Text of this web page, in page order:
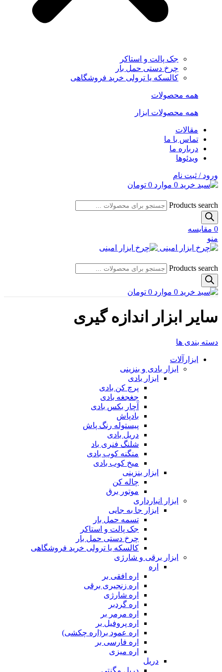
جک پالت و استاکر
چرخ دستی حمل بار
کالسکه یا ترولی خرید فروشگاهی
همه محصولات
همه محصولات ابزار
مقالات
تماس با ما
درباره ما
ویدئوها
ورود / ثبت نام
0 موارد 0 تومان
Products search
0 مقایسه
منو
Products search
0 موارد 0 تومان
سایر ابزار اندازه گیری
دسته بندی ها
ابزارآلات
ابزار بادی و بنزینی
ابزار بادی
پرچ کن بادی
جغجغه بادی
آچار بکس بادی
بادپاش
پیستوله رنگ پاش
دریل بادی
شلنگ فنری باد
منگنه کوب بادی
میخ کوب بادی
ابزار بنزینی
چاله کن
موتور برق
ابزار انبارداری
ابزار جا به جایی
تسمه حمل بار
جک پالت و استاکر
چرخ دستی حمل بار
کالسکه یا ترولی خرید فروشگاهی
ابزار برقی و شارژی
اره
اره افقی بر
اره زنجیری برقی
اره شارژی
اره گردبر
اره مرمر بر
اره پروفیل بر
اره عمود بر(اره چکشی)
اره فارسی بر
اره میزی
دریل
دریل مگنتی